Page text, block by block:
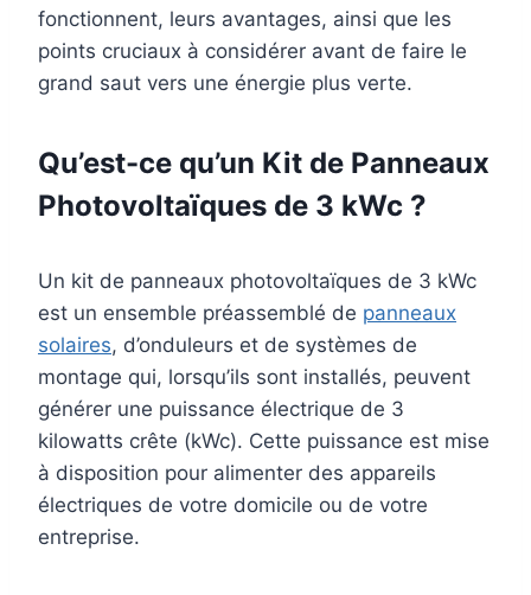
fonctionnent, leurs avantages, ainsi que les
points cruciaux à considérer avant de faire le
grand saut vers une énergie plus verte.
Qu’est-ce qu’un Kit de Panneaux
Photovoltaïques de 3 kWc ?
Un kit de panneaux photovoltaïques de 3 kWc
est un ensemble préassemblé de panneaux
solaires, d’onduleurs et de systèmes de
montage qui, lorsqu’ils sont installés, peuvent
générer une puissance électrique de 3
kilowatts crête (kWc). Cette puissance est mise
à disposition pour alimenter des appareils
électriques de votre domicile ou de votre
entreprise.